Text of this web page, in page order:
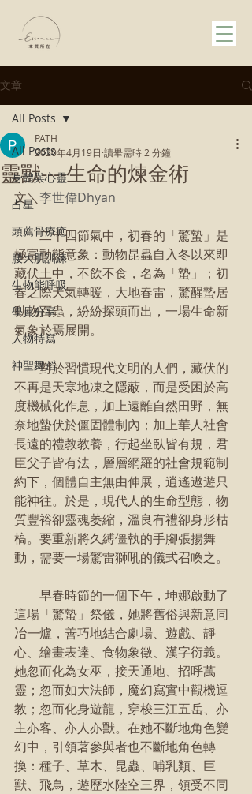
文章
All Posts
身體與心靈
占星
頭薦骨療癒
腰大肌訓練
生物能呼吸
學員分享
人物特寫
神聖舞蹈
All Posts
靈獸----生命的煉金術
PATH
2020年4月19日 讀畢需時 2 分鐘
文＼李世偉Dhyan
        二十四節氣中，初春的「驚蟄」是
極富動態意象：動物昆蟲自入冬以來即
藏伏土中，不飲不食，名為「蟄」；初
春之際天氣轉暖，大地春雷，驚醒蟄居
動物百蟲，紛紛探頭而出，一場生命新
氣象於焉展開。
        對於習慣現代文明的人們，藏伏的
不再是天寒地凍之隱蔽，而是受困於高
度機械化作息，加上遠離自然田野，無
奈地蟄伏於僵固體制內；加上華人社會
長遠的禮教教養，行起坐臥皆有規，君
臣父子皆有法，層層網羅的社會規範制
約下，個體自主無由伸展，逍遙遨遊只
能神往。於是，現代人的生命型態，物
質豐裕卻靈魂萎縮，溫良有禮卻身形枯
槁。要重新將久縛僵執的手腳張揚舞
動，需要一場驚雷獅吼的儀式召喚之。
這場「驚蟄」祭儀，她將舊俗與新意同
冶一爐，善巧地結合劇場、遊戲、靜
心、繪畫表達、食物象徵、漢字衍義。
她忽而化為女巫，接天通地、招呼萬
靈；忽而如大法師，魔幻寫實中觀機逗
教；忽而化身遊龍，穿梭三江五岳、亦
主亦客、亦人亦獸。在她不斷地角色變
幻中，引領著參與者也不斷地角色轉
換：種子、草木、昆蟲、哺乳類、巨
獸、飛鳥，遊歷水陸空三界，領受不同